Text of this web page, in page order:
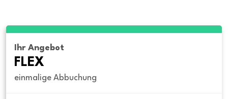
Ihr Angebot
FLEX
einmalige Abbuchung